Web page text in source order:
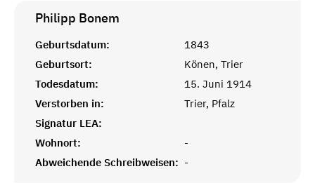
Philipp Bonem
Geburtsdatum:
1843
Geburtsort:
Könen, Trier
Todesdatum:
15. Juni 1914
Verstorben in:
Trier, Pfalz
Signatur LEA:
Wohnort:
-
Abweichende Schreibweisen: -